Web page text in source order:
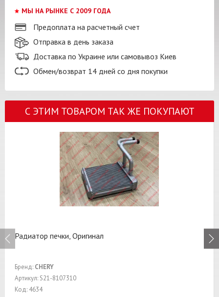
МЫ НА РЫНКЕ С 2009 ГОДА
Предоплата на расчетный счет
Отправка в день заказа
Доставка по Украине или самовывоз Киев
Обмен/возврат 14 дней со дня покупки
С ЭТИМ ТОВАРОМ ТАК ЖЕ ПОКУПАЮТ
Радиатор печки, Оригинал
Бренд: CHERY
Артикул: S21-8107310
Код: 4634